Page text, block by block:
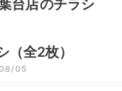
台店のチラシ
（全2枚）
05